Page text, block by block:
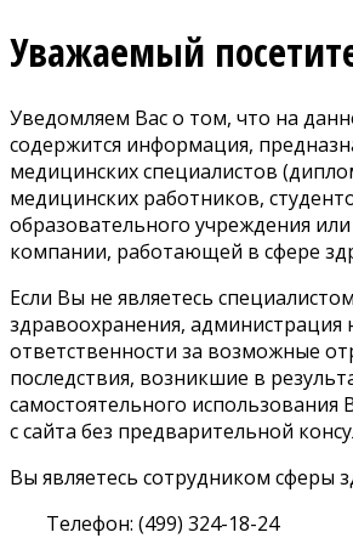
Уважаемый
Уведомляем Вас о том, что на
содержится информация,
медицинских специалистов
медицинских работников,
образовательного учреждения
компании, работающей в сфере
Если Вы не являетесь специалистом
здравоохранения, администрация
ответственности за возможные
последствия, возникшие в
самостоятельного
с сайта без предварительной
Вы являетесь сотрудником сферы
Телефон: (499) 324-18-24